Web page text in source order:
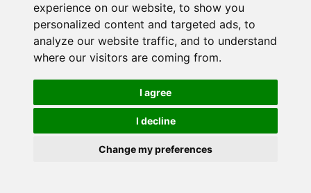
experience on our website, to show you
personalized content and targeted ads, to
analyze our website traffic, and to understand
where our visitors are coming from.
I agree
I decline
Change my preferences